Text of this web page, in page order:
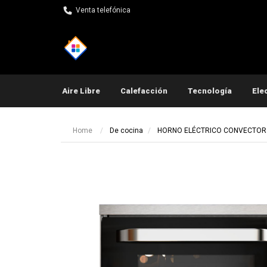
Venta telefónica
Aire Libre Calefacción Tecnología
Home De cocina HORNO ELÉCTRICO